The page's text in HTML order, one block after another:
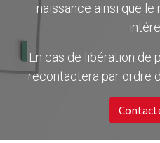
naissance ainsi que le
En cas de libération de
recontactera par ordre